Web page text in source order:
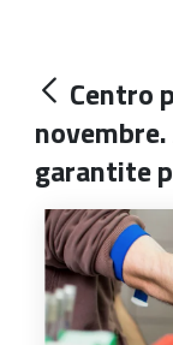
Centro
garantite